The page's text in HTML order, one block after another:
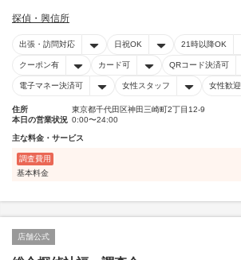
探偵・興信所
出張・訪問対応 日祝OK 21時以降OK
クーポン有 カード可 QRコード決済可
電子マネー決済可 女性スタッフ 女性歓迎
住所
東京都千代田区神田三崎町2丁目12-9
本日の営業状況 0:00〜24:00
主な料金・サービス
調査費用
基本料金
店舗公式